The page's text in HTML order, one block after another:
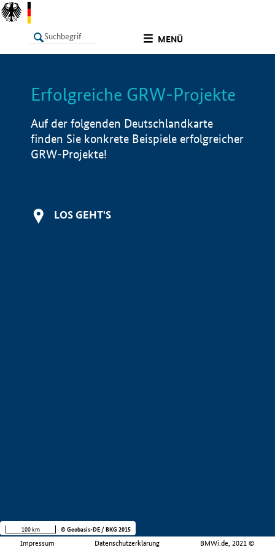
MENÜ
LISTE Info
Erfolgreiche GRW-Projekte
Auf der folgenden Deutschlandkarte
finden Sie konkrete Beispiele erfolgreicher
GRW-Projekte!
LOS GEHT'S
Impressum Datenschutzerklärung BMWi.de, 2021 ©
100 km © Geobasis-DE / BKG 2015